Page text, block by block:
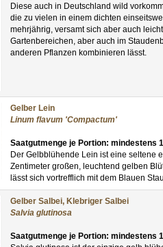
Diese auch in Deutschland wild
die zu vielen in einem dichten
mehrjährig, versamt sich aber auch
Gartenbereichen, aber auch im
anderen Pflanzen kombinieren lässt.
Gelber Lein
Linum flavum 'Compactum'
Saatgutmenge je Portion: mindestens
Der Gelbblühende Lein ist eine seltene
Zentimeter großen, leuchtend gelben
lässt sich vortrefflich mit dem Blauen
Gelber Salbei, Klebriger Salbei
Salvia glutinosa
Saatgutmenge je Portion: mindestens